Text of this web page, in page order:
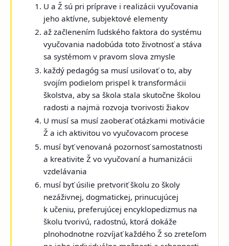
U a Ž sú pri príprave i realizácii vyučovania
jeho aktívne, subjektové elementy
až začlenením ľudského faktora do systému
vyučovania nadobúda toto životnosť a stáva
sa systémom v pravom slova zmysle
každý pedagóg sa musí usilovať o to, aby
svojím podielom prispel k transformácii
školstva, aby sa škola stala skutočne školou
radosti a najmä rozvoja tvorivosti žiakov
U musí sa musí zaoberať otázkami motivácie
Ž a ich aktivitou vo vyučovacom procese
musí byť venovaná pozornosť samostatnosti
a kreativite Ž vo vyučovaní a humanizácii
vzdelávania
musí byť úsilie pretvoriť školu zo školy
nezáživnej, dogmatickej, prinucujúcej
k učeniu, preferujúcej encyklopedizmus na
školu tvorivú, radostnú, ktorá dokáže
plnohodnotne rozvíjať každého Ž so zreteľom